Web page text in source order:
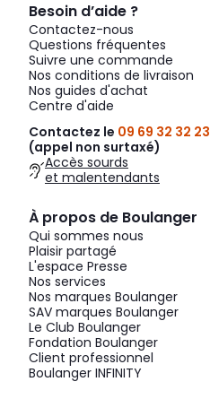
Besoin d’aide ?
Contactez-nous
Questions fréquentes
Suivre une commande
Nos conditions de livraison
Nos guides d'achat
Centre d'aide
Contactez le 09 69 32 32 23
(appel non surtaxé)
Accès sourds
et malentendants
À propos de Boulanger
Qui sommes nous
Plaisir partagé
L'espace Presse
Nos services
Nos marques Boulanger
SAV marques Boulanger
Le Club Boulanger
Fondation Boulanger
Client professionnel
Boulanger INFINITY